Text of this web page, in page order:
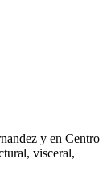
y en Centro
visceral,